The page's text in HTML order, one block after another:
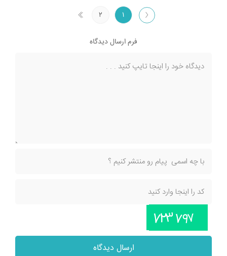
۱ ۲
فرم ارسال دیدگاه
ارسال دیدگاه